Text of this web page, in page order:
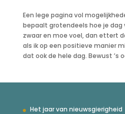
Een lege pagina vol
bepaalt grotendeels hoe je dag
zwaar en moe voel, dan ettert
als ik op een positieve manier
dat ook de hele dag. Bewust ’s
Het jaar van nieuwsgierigheid